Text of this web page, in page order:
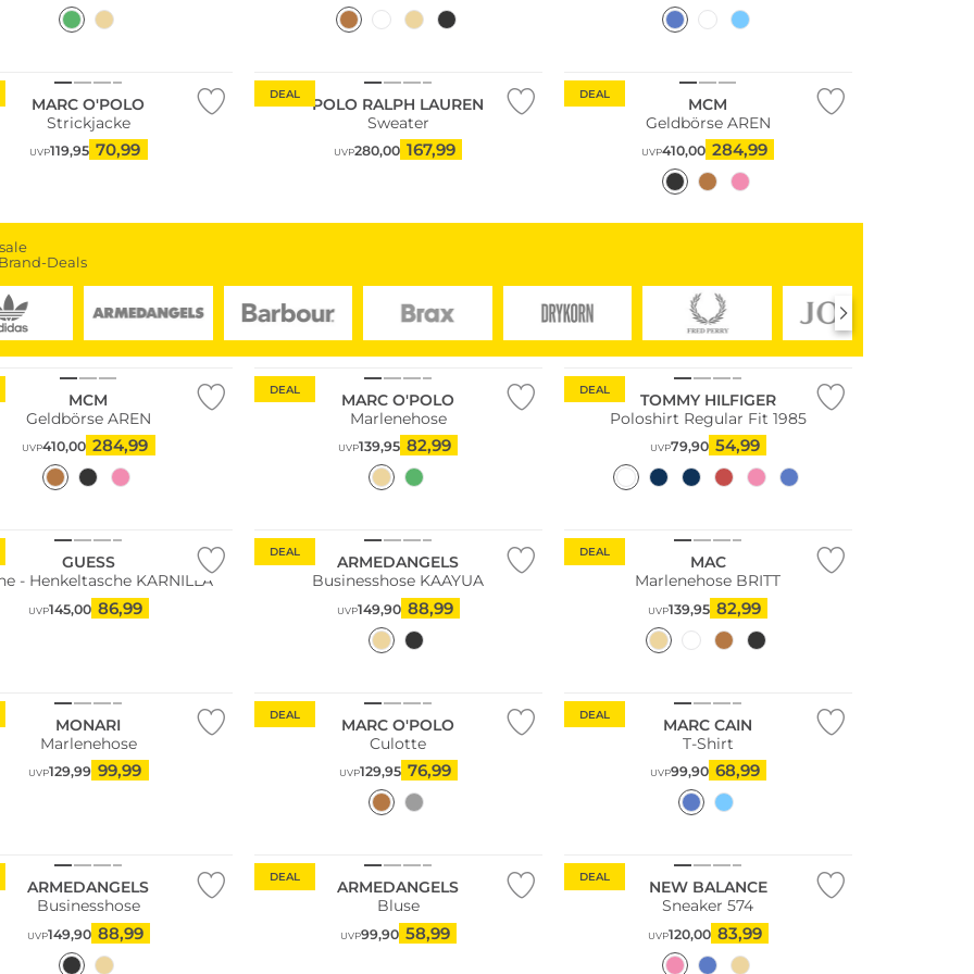
MARC O'POLO
Strickjacke
UVP119,95 70,99
DEAL
POLO RALPH LAUREN
Sweater
UVP280,00 167,99
DEAL
MCM
Geldbörse AREN
UVP410,00 284,99
Deals
MCM
Geldbörse AREN
UVP410,00 284,99
DEAL
MARC O'POLO
Marlenehose
UVP139,95 82,99
DEAL
TOMMY HILFIGER
Poloshirt Regular Fit 1985
UVP79,90 54,99
GUESS
- Henkeltasche KARNILLA
UVP145,00 86,99
DEAL
ARMEDANGELS
Businesshose KAAYUA
UVP149,90 88,99
DEAL
MAC
Marlenehose BRITT
UVP139,95 82,99
MONARI
Marlenehose
UVP129,99 99,99
DEAL
MARC O'POLO
Culotte
UVP129,95 76,99
DEAL
MARC CAIN
T-Shirt
UVP99,90 68,99
ARMEDANGELS
Businesshose
UVP149,90 88,99
DEAL
ARMEDANGELS
Bluse
UVP99,90 58,99
DEAL
NEW BALANCE
Sneaker 574
UVP120,00 83,99